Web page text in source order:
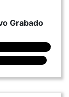
Grabado